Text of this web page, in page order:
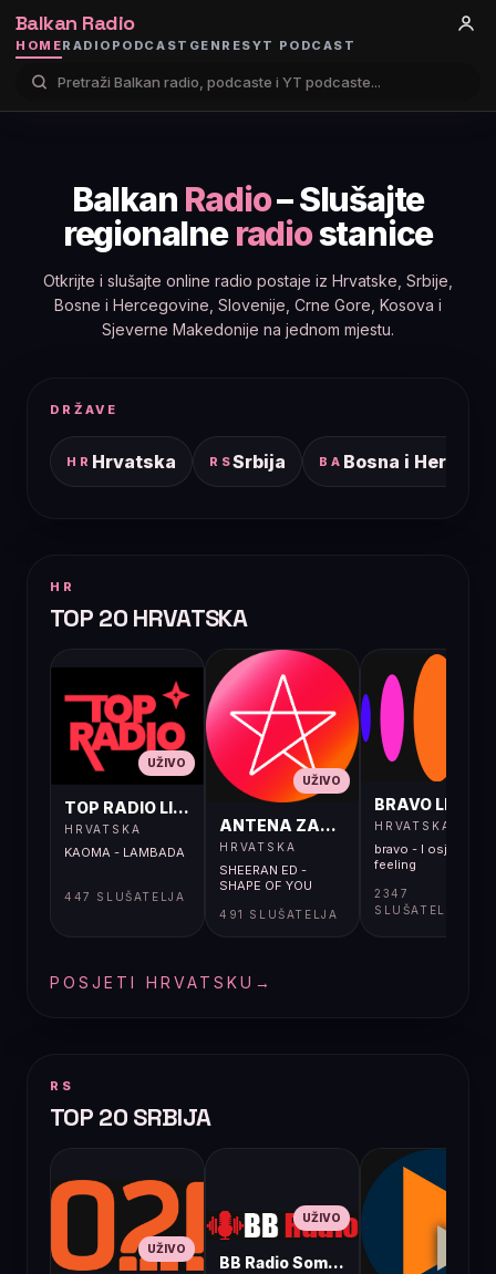
Balkan Radio
HOMERADIO PODCAST GENRESYT PODCAST
Balkan Radio– Slušajte
regionalneradiostanice
Otkrijte i slušajte online radio postaje iz Hrvatske, Srbije,
Bosne i Hercegovine, Slovenije, Crne Gore, Kosova i
Sjeverne Makedonije na jednom mjestu.
DRŽAVE
HR Hrvatska RSSrbija BA Bosna i
HR
TOP 20 HRVATSKA
UŽIVO
TOP RADIO LIVE
HRVATSKA
KAOMA - LAMBADA
447 SLUŠATELJA
UŽIVO
ANTENA ZAGREB LIVE
HRVATSKA
SHEERAN ED -
SHAPE OF YOU
491 SLUŠATELJA
BRAVO LIVE
HRVATSKA
bravo - I osjećaj i
feeling
2347
SLUŠATELJA
POSJETI HRVATSKU →
RS
TOP 20 SRBIJA
UŽIVO
UŽIVO
BB Radio Sombor